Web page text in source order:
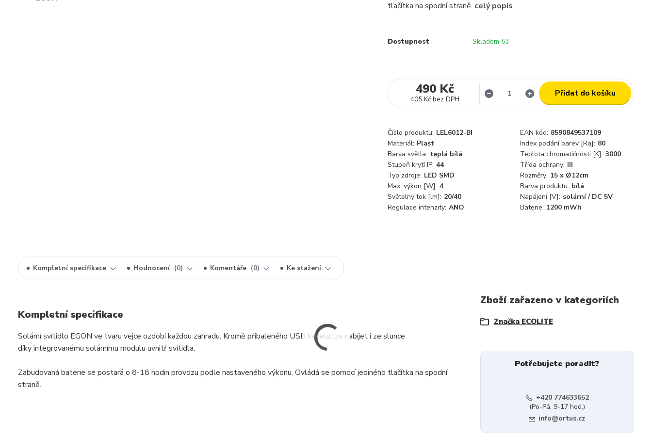
tlačítka na spodní straně. celý popis
Dostupnost Skladem 53
490 Kč
405 Kč bez DPH
Přidat do košíku
Číslo produktu: LEL6012-BI EAN kód: 8590849537109
Materiál: Plast Index podání barev [Ra]: 80
Barva světla: teplá bílá Teplota chromatičnosti [K]: 3000
Stupeň krytí IP: 44 Třída ochrany: III
Typ zdroje: LED SMD Rozměry: 15 x Ø12cm
Max. výkon [W]: 4 Barva produktu: bílá
Světelný tok [lm]: 20/40 Napájení [V]: solární / DC 5V
Regulace intenzity: ANO Baterie: 1200 mWh
Kompletní specifikace Hodnocení 0 Komentáře 0 Ke stažení
Kompletní specifikace
Solární svítidlo EGON ve tvaru vejce ozdobí každou zahradu. Kromě přibaleného USB kabelu lze nabíjet i ze slunce
díky integrovanému solárnímu modulu uvnitř svítidla.
Zabudovaná baterie se postará o 8-18 hodin provozu podle nastaveného výkonu. Ovládá se pomocí jediného tlačítka na spodní
straně.
Zboží zařazeno v kategoriích
Značka ECOLITE
Potřebujete poradit?
+420 774633652
(Po-Pá, 9-17 hod.)
info@ortus.cz